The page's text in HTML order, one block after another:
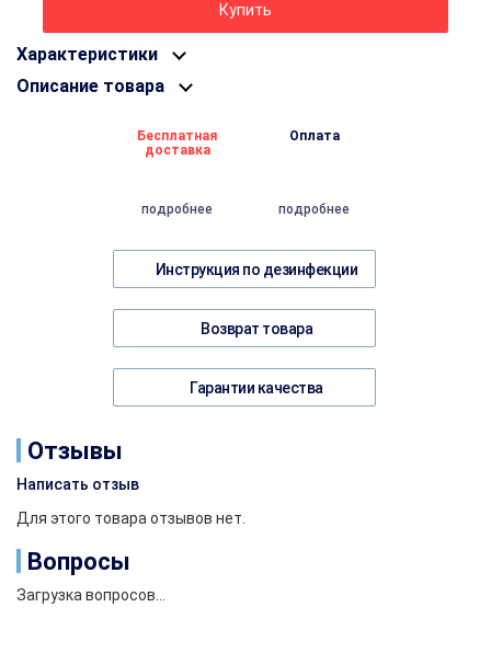
Характеристики
Купить
Описание товара
Бесплатная
доставка
подробнее
Оплата
подробнее
Инструкция по дезинфекции
Возврат товара
Гарантии качества
Отзывы
Написать отзыв
Для этого товара отзывов нет.
Вопросы
Загрузка вопросов...